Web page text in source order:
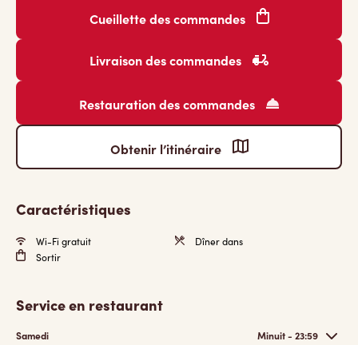
Cueillette des commandes
Livraison des commandes
Restauration des commandes
Obtenir l’itinéraire
Caractéristiques
Wi-Fi gratuit
Dîner dans
Sortir
Service en restaurant
Samedi Minuit - 23:59